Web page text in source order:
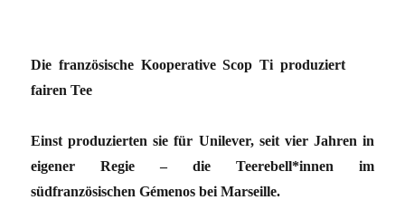
Die französische Kooperative Scop Ti produziert
fairen Tee
Einst produzierten sie für Unilever, seit vier Jahren in
eigener Regie – die Teerebell*innen im
südfranzösischen Gémenos bei Marseille.